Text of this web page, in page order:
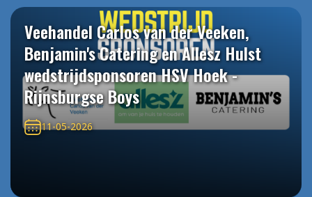
Veehandel Carlos van der Veeken,
Benjamin's Catering en Allesz Hulst
wedstrijdsponsoren HSV Hoek -
Rijnsburgse Boys
11-05-2026